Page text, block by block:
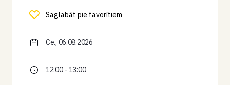
Saglabāt pie favorītiem
Ce., 06.08.2026
12:00 - 13:00